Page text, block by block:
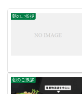
朝のご挨拶
朝のご挨拶